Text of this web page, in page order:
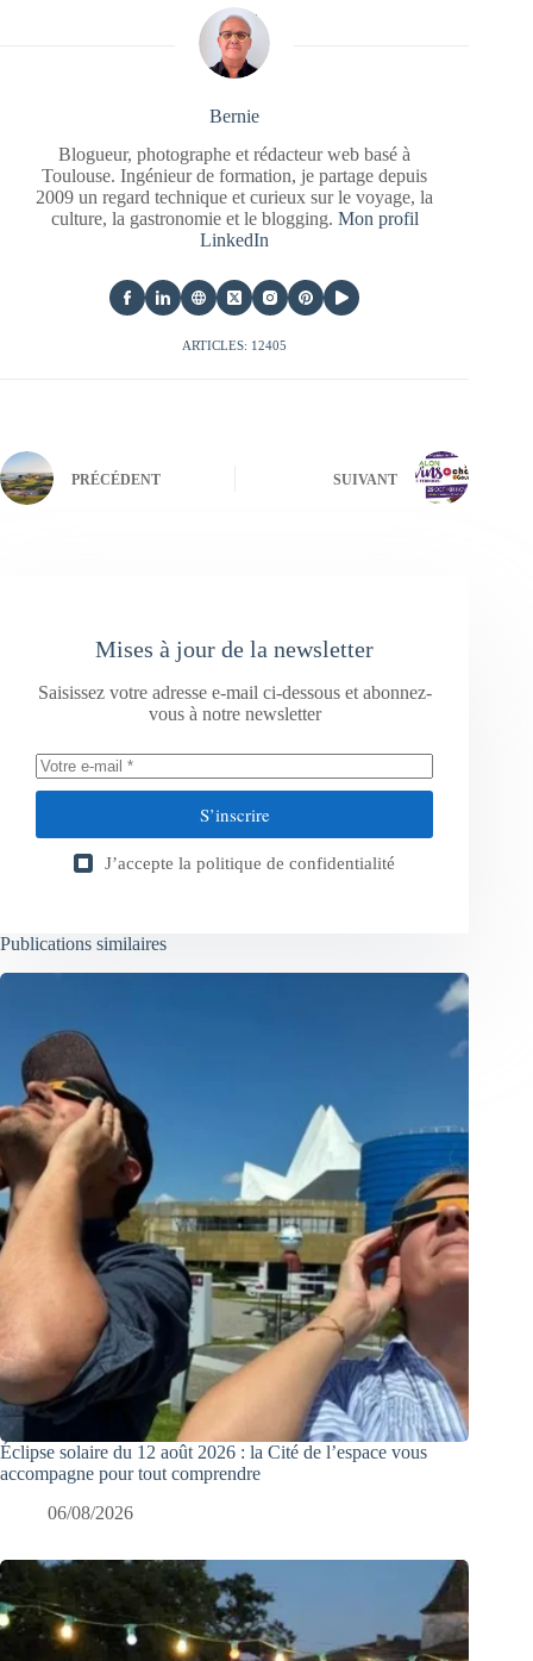
Bernie
Blogueur, photographe et rédacteur web basé à
Toulouse. Ingénieur de formation, je partage depuis
2009 un regard technique et curieux sur le voyage, la
culture, la gastronomie et le blogging. Mon profil
LinkedIn
ARTICLES: 12405
PRÉCÉDENT SUIVANT
Mises à jour de la newsletter
Saisissez votre adresse e-mail ci-dessous et abonnez-
vous à notre newsletter
S’inscrire
J’accepte la politique de confidentialité
Publications similaires
Éclipse solaire du 12 août 2026 : la Cité de l’espace vous
accompagne pour tout comprendre
06/08/2026